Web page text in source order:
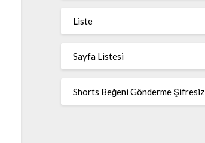
Liste
Sayfa Listesi
Shorts Beğeni Gönderme Şifresiz